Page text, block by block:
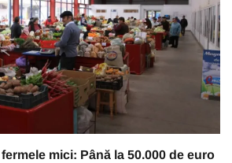
mici: Până la 50.000 de euro